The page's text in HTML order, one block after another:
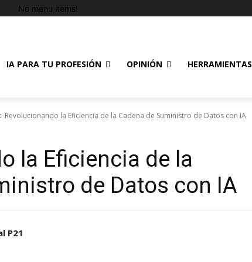
No menu items!
IA PARA TU PROFESIÓN OPINIÓN HERRAMIENTAS
Revolucionando la Eficiencia de la Cadena de Suministro de Datos con IA
la Eficiencia de la
de Datos con IA
P21